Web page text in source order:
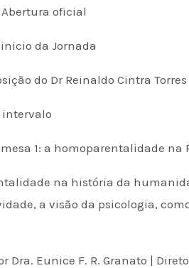
Abertura oficial
inicio da Jornada
do Dr Reinaldo Cintra
intervalo
mesa 1: a homoparentalidade
na história da
a visão da psicologia,
Dra. Eunice F. R. Granato |